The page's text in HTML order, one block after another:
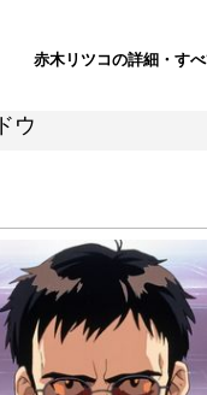
赤木リツコの詳細・す
ウ